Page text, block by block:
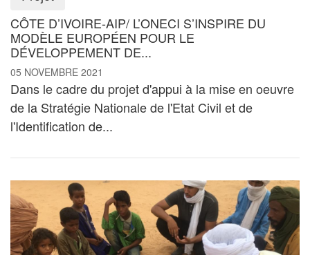
CÔTE D’IVOIRE-AIP/ L’ONECI S’INSPIRE DU
MODÈLE EUROPÉEN POUR LE
DÉVELOPPEMENT DE...
05 NOVEMBRE 2021
Dans le cadre du projet d'appui à la mise en oeuvre
de la Stratégie Nationale de l'Etat Civil et de
l'Identification de...